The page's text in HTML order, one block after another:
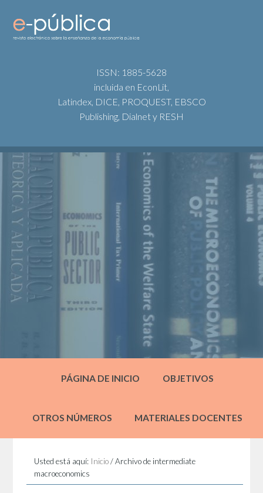
ISSN: 1885-5628
incluida en EconLit,
Latindex, DICE, PROQUEST, EBSCO
Publishing, Dialnet y RESH
PÁGINA DE INICIO OBJETIVOS
OTROS NÚMEROS MATERIALES DOCENTES
Usted está aquí: Inicio /Archivo de intermediate
macroeconomics